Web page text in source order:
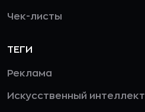
Чек-листы
ТЕГИ
Реклама
Искусственный интеллект